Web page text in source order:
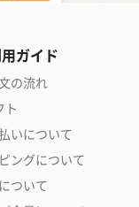
ガイド
の流れ
ト
いについて
ングについて
ついて